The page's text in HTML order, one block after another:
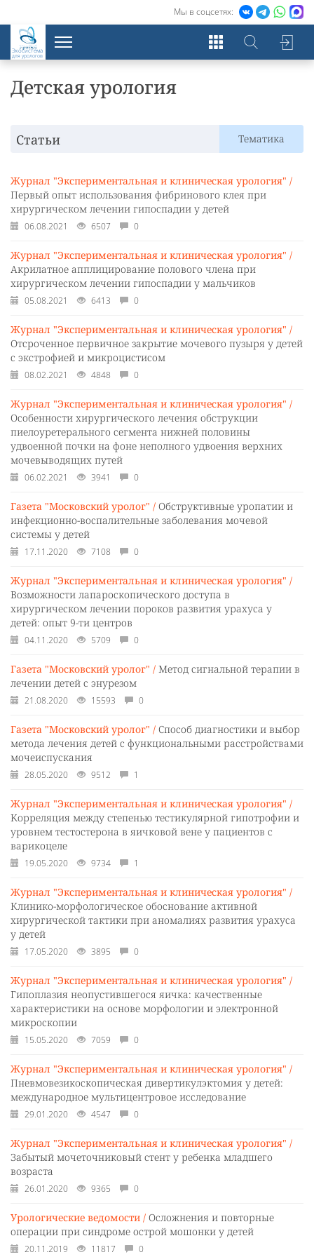
Мы в соцсетях:
Экосистема
для урологов
Детская урология
Статьи Тематика
Журнал "Экспериментальная и клиническая урология" /
Первый опыт использования фибринового клея при
хирургическом лечении гипоспадии у детей
06.08.2021 6507 0
Журнал "Экспериментальная и клиническая урология" /
Акрилатное апплицирование полового члена при
хирургическом лечении гипоспадии у мальчиков
05.08.2021 6413 0
Журнал "Экспериментальная и клиническая урология" /
Отсроченное первичное закрытие мочевого пузыря у детей
с экстрофией и микроцистисом
08.02.2021 4848 0
Журнал "Экспериментальная и клиническая урология" /
Особенности хирургического лечения обструкции
пиелоуретерального сегмента нижней половины
удвоенной почки на фоне неполного удвоения верхних
мочевыводящих путей
06.02.2021 3941 0
Газета "Московский уролог" / Обструктивные уропатии и
инфекционно-воспалительные заболевания мочевой
системы у детей
17.11.2020 7108 0
Журнал "Экспериментальная и клиническая урология" /
Возможности лапароскопического доступа в
хирургическом лечении пороков развития урахуса у
детей: опыт 9-ти центров
04.11.2020 5709 0
Газета "Московский уролог" / Метод сигнальной терапии в
лечении детей с энурезом
21.08.2020 15593 0
Газета "Московский уролог" / Способ диагностики и выбор
метода лечения детей с функциональными расстройствами
мочеиспускания
28.05.2020 9512 1
Журнал "Экспериментальная и клиническая урология" /
Kорреляция между степенью тестикулярной гипотрофии и
уровнем тестостерона в яичковой вене у пациентов с
варикоцеле
19.05.2020 9734 1
Журнал "Экспериментальная и клиническая урология" /
Клинико-морфологическое обоснование активной
хирургической тактики при аномалиях развития урахуса
у детей
17.05.2020 3895 0
Журнал "Экспериментальная и клиническая урология" /
Гипоплазия неопустившегося яичка: качественные
характеристики на основе морфологии и электронной
микроскопии
15.05.2020 7059 0
Журнал "Экспериментальная и клиническая урология" /
Пневмовезикоскопическая дивертикулэктомия у детей:
международное мультицентровое исследование
29.01.2020 4547 0
Журнал "Экспериментальная и клиническая урология" /
Забытый мочеточниковый стент у ребенка младшего
возраста
26.01.2020 9365 0
Урологические ведомости / Осложнения и повторные
операции при синдроме острой мошонки у детей
20.11.2019 11817 0